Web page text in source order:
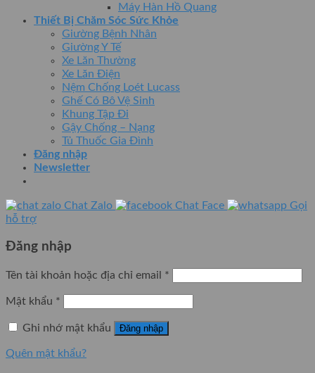
Máy Hàn Hồ Quang
Thiết Bị Chăm Sóc Sức Khỏe
Giường Bệnh Nhân
Giường Y Tế
Xe Lăn Thường
Xe Lăn Điện
Nệm Chống Loét Lucass
Ghế Có Bô Vệ Sinh
Khung Tập Đi
Gậy Chống – Nạng
Tủ Thuốc Gia Đình
Đăng nhập
Newsletter
Chat Zalo Chat Face
Gọi
hỗ trợ
Đăng nhập
Tên tài khoản hoặc địa chỉ email *
Mật khẩu *
Ghi nhớ mật khẩu Đăng nhập
Quên mật khẩu?